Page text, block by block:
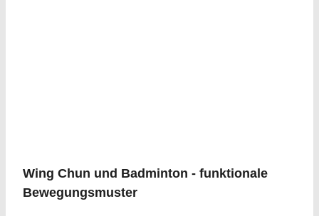
Wing Chun und Badminton - funktionale
Bewegungsmuster